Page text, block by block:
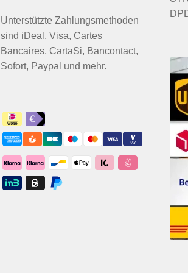
Unterstützte Zahlungsmethoden
sind iDeal, Visa, Cartes
Bancaires, CartaSi, Bancontact,
Sofort, Paypal und mehr.